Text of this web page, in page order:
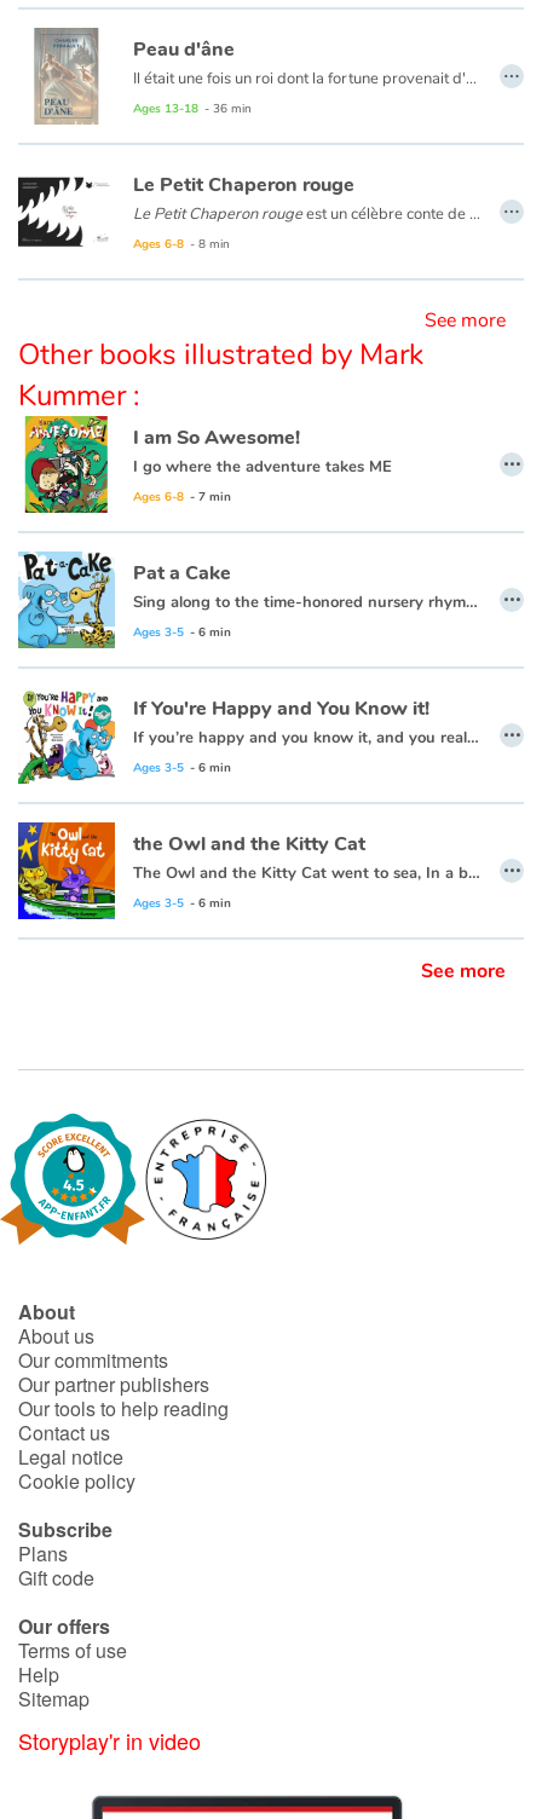
Blog
Learn french with Storyplay'r
French book lists for children
Reading for children
Dyslexia and reading disorders
Peau d'âne
Il était une fois un roi dont la fortune provenait d'un âne fabuleux qui donnait de l'or à la place de crottin. Le roi promit à son épouse mourante de ne se remarier qu'avec une femme plus belle est plus sage qu'elle. Or, à ses yeux, seule sa fille était pourvue de toutes ces qualités. Il décida alors de l'épouser...
Ages 13-18 - 36 min
…
Le Petit Chaperon rouge
Le Petit Chaperon rougeest un célèbre conte de Charles Perrault. Il raconte l’histoire d’une petite fille qui doit traverser la forêt pour aller voir sa grand-mère. Mais sur son chemin, elle rencontre un loup très malin... Fabienne Cinquin offre ici le point de vue déstabilisant du loup.
Ages 6-8 - 8 min
…
See more
Other books illustrated by Mark
Kummer :
I am So Awesome!
I go where the adventure takes ME
Ages 6-8 - 7 min
…
Pat a Cake
Sing along to the time-honored nursery rhyme
Pat-a-
Hazel Q. Nursery Rhymescelebrate children's best-loved read along nursery rhymes and songs. Nursery rhymes are the classic introduction for babies and young children to the idea of storytelling. While delighting in the rhyming words and appealing illustrations featuring animal characters, children are boosting their language development and learning social skills.
Ages 3-5 - 6 min
…
If You're Happy and You Know it!
If you’re happy and you know it, and you really want to show it…party like an animal in this silly, colorful book!
Ages 3-5 - 6 min
…
the Owl and the Kitty Cat
The Owl and the Kitty Cat went to sea, In a bright green sailing boat.
Ages 3-5 - 6 min
…
See more
About
About us
Our commitments
Our partner publishers
Our tools to help reading
Contact us
Legal notice
Cookie policy
Subscribe
Plans
Gift code
Our offers
Terms of use
Help
Sitemap
Storyplay'r in video